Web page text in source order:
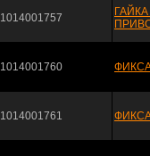
1014001757
1014001760
1014001761